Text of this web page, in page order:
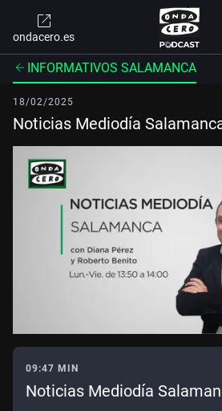
ondacero.es
INFORMATIVOS SALAMANCA
18/02/2025
Noticias Mediodía
09:47 MIN
Noticias Mediodía